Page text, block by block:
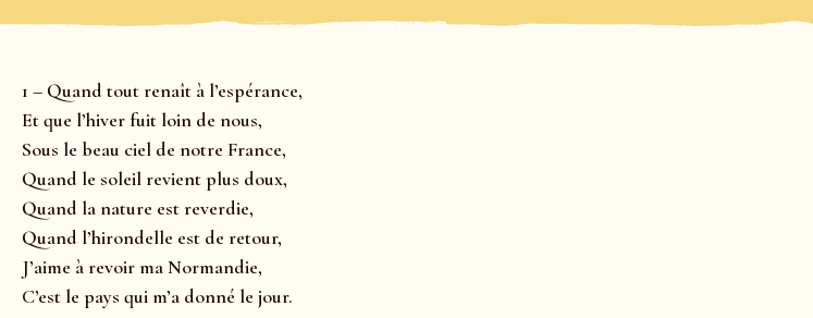
1 – Quand tout renaît à l’espérance,
Et que l’hiver fuit loin de nous,
Sous le beau ciel de notre France,
Quand le soleil revient plus doux,
Quand la nature est reverdie,
Quand l’hirondelle est de retour,
J’aime à revoir ma Normandie,
C’est le pays qui m’a donné le jour.